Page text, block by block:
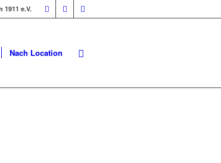
1911 e.V.
Nach Location